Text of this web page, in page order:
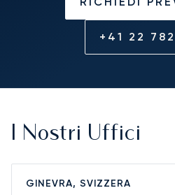
+41 22
I Nostri Uffici
GINEVRA, SVIZZERA